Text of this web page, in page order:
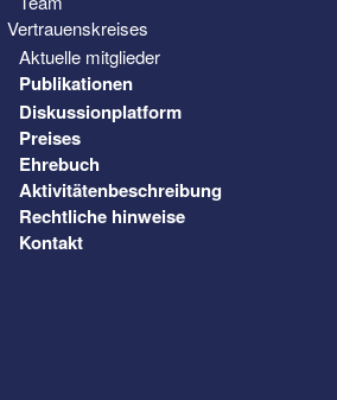
Vertrauenskreises
Aktuelle mitglieder
Publikationen
Diskussionplatform
Preises
Ehrebuch
Aktivitätenbeschreibung
Rechtliche hinweise
Kontakt